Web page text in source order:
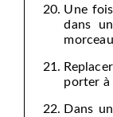
Une
dans
porter à
Dans